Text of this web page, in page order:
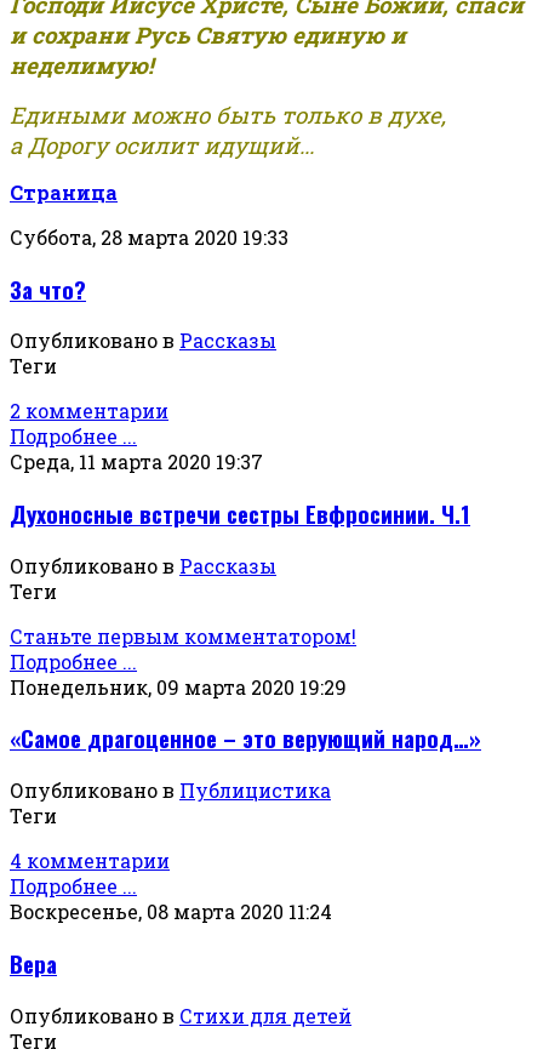
и сохрани Русь Святую единую и
неделимую!
Едиными можно быть только в духе,
а Дорогу осилит идущий...
Страница
Суббота, 28 марта 2020 19:33
За что?
Опубликовано в Рассказы
Теги
2 комментарии
Подробнее ...
Среда, 11 марта 2020 19:37
Духоносные встречи сестры Евфросинии. Ч.1
Опубликовано в Рассказы
Теги
Станьте первым комментатором!
Подробнее ...
Понедельник, 09 марта 2020 19:29
«Самое драгоценное – это верующий народ…»
Опубликовано в Публицистика
Теги
4 комментарии
Подробнее ...
Воскресенье, 08 марта 2020 11:24
Вера
Опубликовано в Стихи для детей
Теги